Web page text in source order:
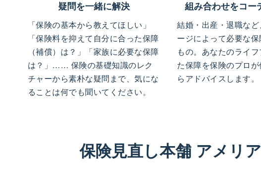
疑問を一緒に解決
「保険の基本から教えてほしい」
「保険料を抑えて自分に合った保障
（補償）は？」「家族に必要な保障
は？」…… 保険の基礎知識のレク
チャーから素朴な疑問まで、気にな
ることは何でも聞いてください。
組み合わせをコー
結婚・出産・退職な
ージによって必要な
もの。あなたのライ
た保障を保険のプロ
らアドバイスします。
保険見直し本舗 アメリ